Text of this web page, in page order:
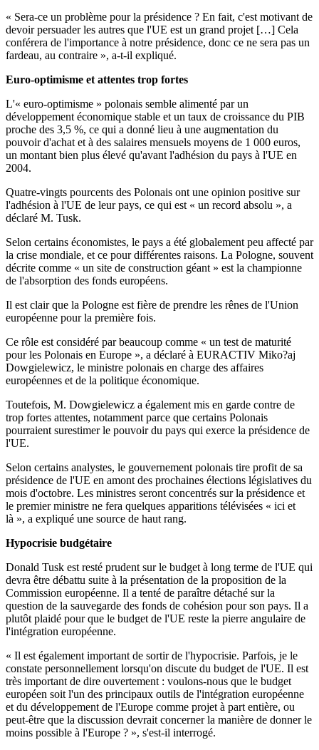
« Sera-ce un problème pour la présidence ? En fait, c'est motivant de
devoir persuader les autres que l'UE est un grand projet […] Cela
conférera de l'importance à notre présidence, donc ce ne sera pas un
fardeau, au contraire », a-t-il expliqué.
Euro-optimisme et attentes trop fortes
L'« euro-optimisme » polonais semble alimenté par un
développement économique stable et un taux de croissance du PIB
proche des 3,5 %, ce qui a donné lieu à une augmentation du
pouvoir d'achat et à des salaires mensuels moyens de 1 000 euros,
un montant bien plus élevé qu'avant l'adhésion du pays à l'UE en
2004.
Quatre-vingts pourcents des Polonais ont une opinion positive sur
l'adhésion à l'UE de leur pays, ce qui est « un record absolu », a
déclaré M. Tusk.
Selon certains économistes, le pays a été globalement peu affecté par
la crise mondiale, et ce pour différentes raisons. La Pologne, souvent
décrite comme « un site de construction géant » est la championne
de l'absorption des fonds européens.
Il est clair que la Pologne est fière de prendre les rênes de l'Union
européenne pour la première fois.
Ce rôle est considéré par beaucoup comme « un test de maturité
pour les Polonais en Europe », a déclaré à EURACTIV Miko?aj
Dowgielewicz, le ministre polonais en charge des affaires
européennes et de la politique économique.
Toutefois, M. Dowgielewicz a également mis en garde contre de
trop fortes attentes, notamment parce que certains Polonais
pourraient surestimer le pouvoir du pays qui exerce la présidence de
l'UE.
Selon certains analystes, le gouvernement polonais tire profit de sa
présidence de l'UE en amont des prochaines élections législatives du
mois d'octobre. Les ministres seront concentrés sur la présidence et
le premier ministre ne fera quelques apparitions télévisées « ici et
là », a expliqué une source de haut rang.
Hypocrisie budgétaire
Donald Tusk est resté prudent sur le budget à long terme de l'UE qui
devra être débattu suite à la présentation de la proposition de la
Commission européenne. Il a tenté de paraître détaché sur la
question de la sauvegarde des fonds de cohésion pour son pays. Il a
plutôt plaidé pour que le budget de l'UE reste la pierre angulaire de
l'intégration européenne.
« Il est également important de sortir de l'hypocrisie. Parfois, je le
constate personnellement lorsqu'on discute du budget de l'UE. Il est
très important de dire ouvertement : voulons-nous que le budget
européen soit l'un des principaux outils de l'intégration européenne
et du développement de l'Europe comme projet à part entière, ou
peut-être que la discussion devrait concerner la manière de donner le
moins possible à l'Europe ? », s'est-il interrogé.